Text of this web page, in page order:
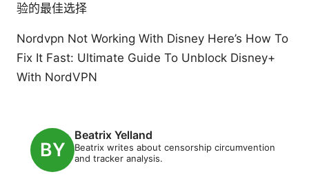
验的最佳选择
Nordvpn Not Working With Disney Here’s How To
Fix It Fast: Ultimate Guide To Unblock Disney+
With NordVPN
Beatrix Yelland
Beatrix writes about censorship circumvention
and tracker analysis.